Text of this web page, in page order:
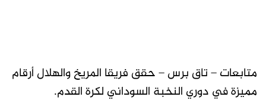
متابعات – تاق برس – حقق فريقا المريخ والهلال أرقام
مميزة في دوري النخبة السوداني لكرة القدم.